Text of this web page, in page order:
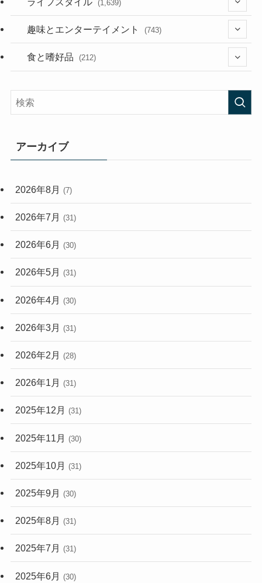
(181)
(1,639)
(394)
(282)
(33)
(248)
趣味とエンターテイメント (743)
(56)
食と嗜好品 (212)
アーカイブ
2026年8月 (7)
2026年7月 (31)
2026年6月 (30)
2026年5月 (31)
2026年4月 (30)
2026年3月 (31)
2026年2月 (28)
2026年1月 (31)
2025年12月 (31)
2025年11月 (30)
2025年10月 (31)
2025年9月 (30)
2025年8月 (31)
2025年7月 (31)
2025年6月 (30)